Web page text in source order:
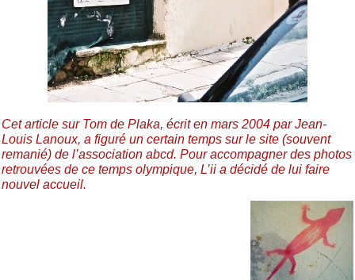
Cet article sur Tom de Plaka, écrit en mars 2004 par Jean-
Louis Lanoux, a figuré un certain temps sur le site (souvent
remanié) de l’association abcd. Pour accompagner des photos
retrouvées de ce temps olympique, L’ii a décidé de lui faire
nouvel accueil.